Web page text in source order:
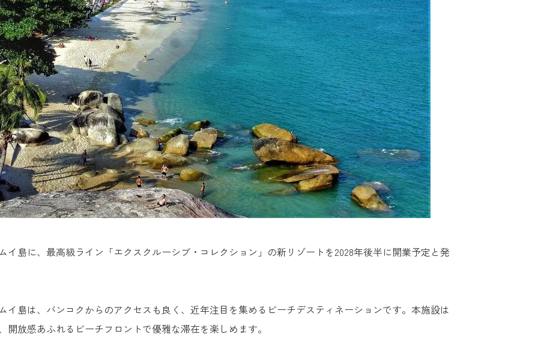
イ島に、最高級ライン「エクスクルーシブ・コレクション」の新リゾートを2028年後半に開業予定と発
イ島は、バンコクからのアクセスも良く、近年注目を集めるビーチデスティネーションです。本施設は
放感あふれるビーチフロントで優雅な滞在を楽しめます。